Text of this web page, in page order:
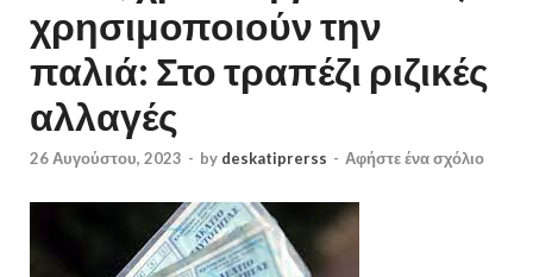
χρησιμοποιούν την
παλιά: Στο τραπέζι ριζικές
αλλαγές
26 Αυγούστου, 2023 - by deskatiprerss - Αφήστε ένα σχόλιο